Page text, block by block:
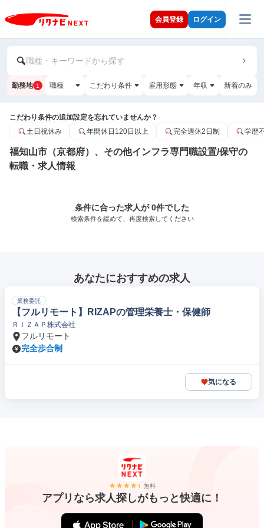
会員登録 ログイン
職種・キーワードから探す
勤務地 1 職種 こだわり条件 雇用形態 年収 新着のみ
こだわり条件の追加設定を忘れていませんか？
土日祝休み
年間休日120日以上 完全週休2日制 学歴
福知山市（京都府）、その他インフラ専門職設置/保守の
転職・求人情報
条件に合った求人が 0件でした
検索条件を緩めて、再度検索してください
あなたにおすすめの求人
業務委託
【フルリモート】RIZAPの管理栄養士・保健師
ＲＩＺＡＰ株式会社
フルリモート
完全歩合制
気になる
無料
アプリなら求人探しがもっと快適に！